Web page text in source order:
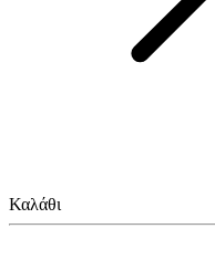
Καλάθι